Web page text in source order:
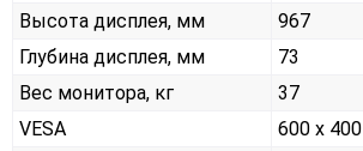
Высота дисплея, мм
967
Глубина дисплея, мм
73
Вес монитора, кг
37
VESA
600 x 400